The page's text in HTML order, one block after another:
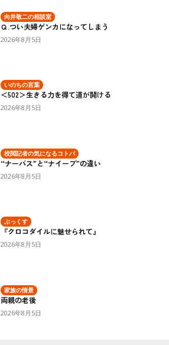
向井敬二の相談室
Ｑ.つい夫婦ゲンカになってしまう
2026年8月5日
いのちの言葉
＜502＞生きる力を得て道が開ける
2026年8月5日
校閲記者の気になるコトバ
“ナーバス”と“ナイーブ”の違い
2026年8月5日
ぶっくす
『クロコダイルに魅せられて』
2026年8月5日
家族の情景
両親の老後
2026年8月5日